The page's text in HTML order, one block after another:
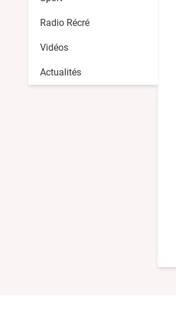
Radio Récré
Vidéos
Actualités